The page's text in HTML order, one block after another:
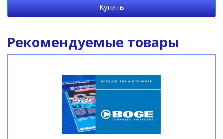
Купить
Рекомендуемые товары